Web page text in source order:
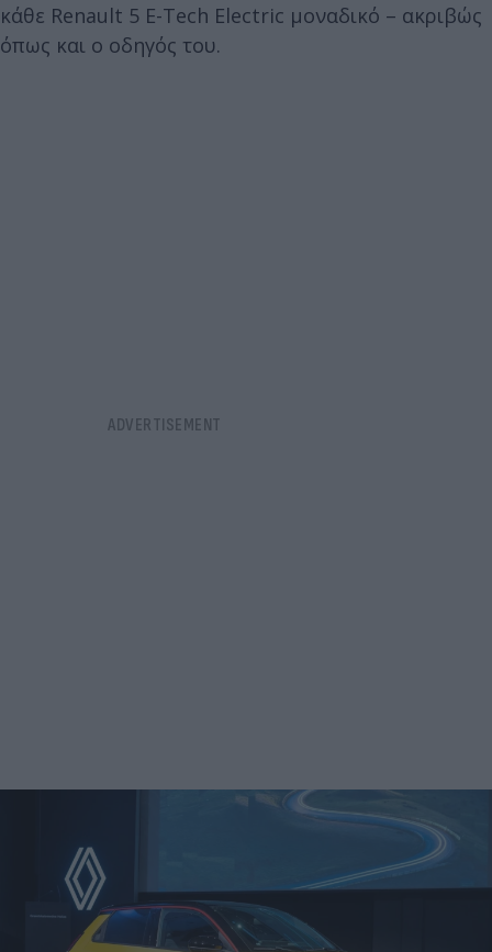
κάθε Renault 5 E-Tech Electric μοναδικό – ακριβώς
όπως και ο οδηγός του.